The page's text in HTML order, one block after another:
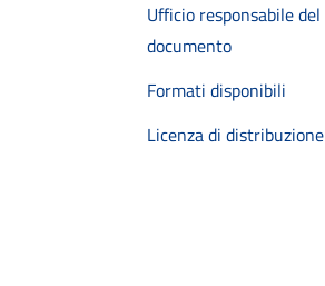
Ufficio responsabile del
documento
Formati disponibili
Licenza di distribuzione